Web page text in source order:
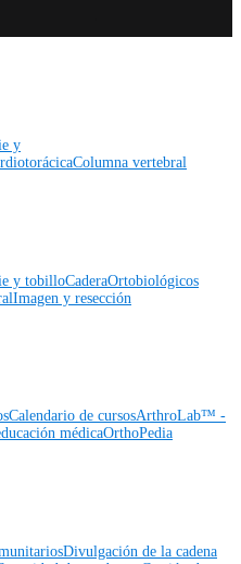
y
Columna vertebral
y tobilloCaderaOrtobiológicos
Imagen y resección
Calendario de cursosArthroLab™ -
médicaOrthoPedia
Divulgación de la cadena